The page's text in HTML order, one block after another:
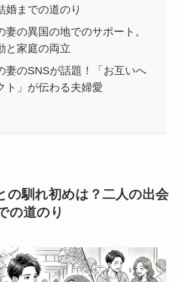
婚までの道のり
妻の異国の地でのサポート。
と家庭の両立
妻のSNSが話題！「お互いへ
ト」が伝わる夫婦愛
の馴れ初めは？二人の出会
の道のり